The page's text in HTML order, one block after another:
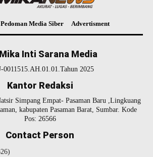
Pedoman Media Siber Advertisment
Inti Sarana Media
0011515.AH.01.01.Tahun 2025
Kantor Redaksi
Simpang Empat- Pasaman Baru ,Lingkuang
kabupaten Pasaman Barat, Sumbar. Kode
Pos: 26566
Contact Person